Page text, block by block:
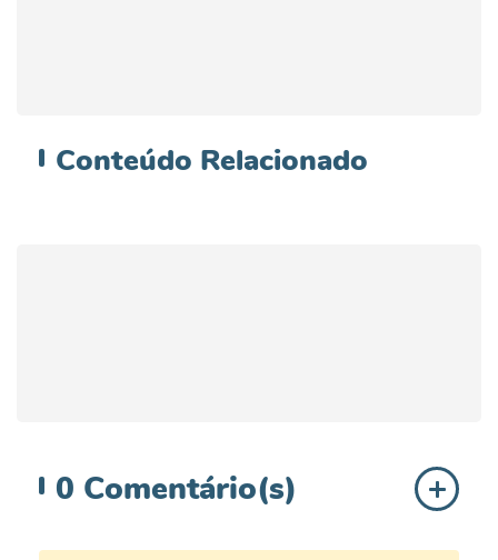
Conteúdo Relacionado
0 Comentário(s)